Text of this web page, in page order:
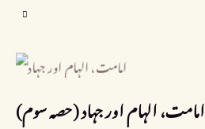
(حصہ سوم) امامت، الہام اور جہاد